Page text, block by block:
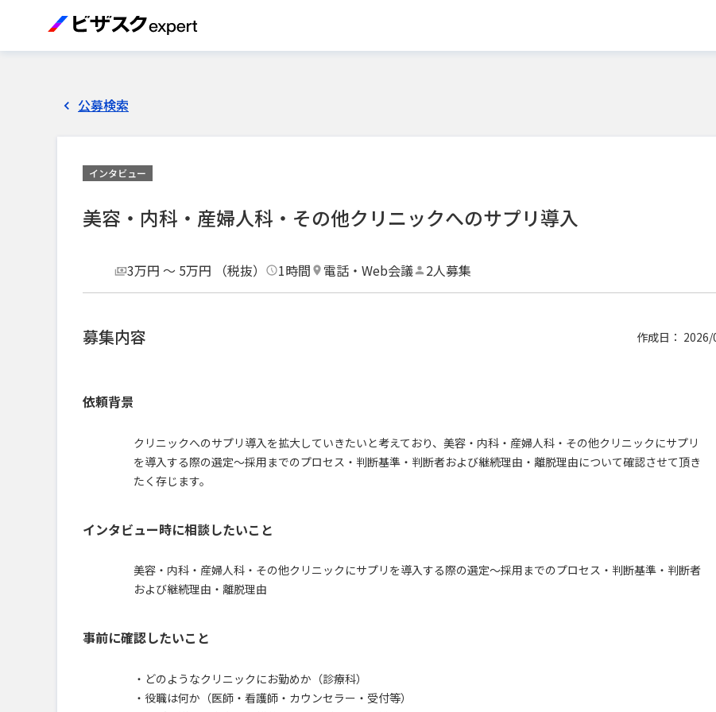
公募検索
インタビュー
美容・内科・産婦人科・その他クリニックへのサプリ導入
3万円 〜 5万円 （税抜） 1時間 電話・Web会議 2人募集
募集内容 作成日：
依頼背景
クリニックへのサプリ導入を拡大していきたいと考えており、美容・内科・産婦人科・その他クリニックにサプリ
を導入する際の選定～採用までのプロセス・判断基準・判断者および継続理由・離脱理由について確認させて頂き
たく存じます。
インタビュー時に相談したいこと
美容・内科・産婦人科・その他クリニックにサプリを導入する際の選定～採用までのプロセス・判断基準・判断者
および継続理由・離脱理由
事前に確認したいこと
・どのようなクリニックにお勤めか（診療科）
・役職は何か（医師・看護師・カウンセラー・受付等）